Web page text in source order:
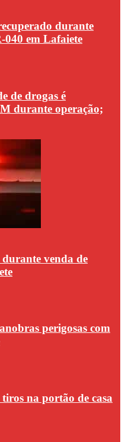
durante
040 em Lafaiete
de drogas é
durante operação;
venda de
perigosas com
na portão de casa